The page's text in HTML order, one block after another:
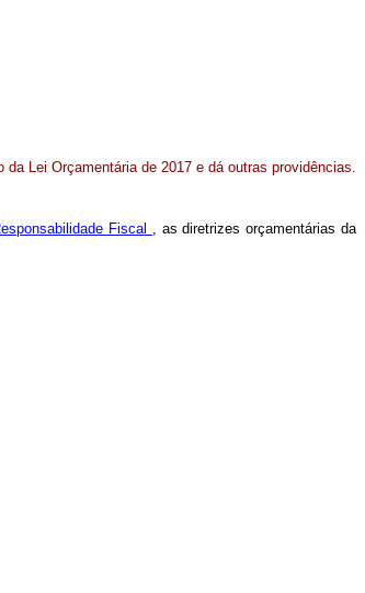
Lei Orçamentária de 2017 e dá outras providências.
Fiscal , as diretrizes orçamentárias da